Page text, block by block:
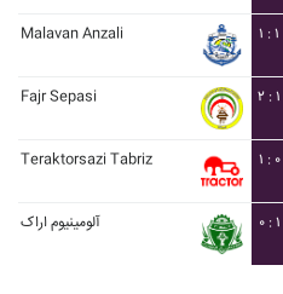
Malavan Anzali ۱ : ۱
Fajr Sepasi ۲ : ۱
Teraktorsazi Tabriz ۱ : ۰
آلومينيوم اراک ۰ : ۱